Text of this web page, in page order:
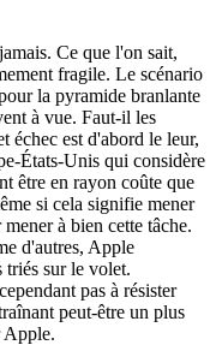
Ce que l'on sait,
fragile. Le scénario
la pyramide branlante
à vue. Faut-il les
échec est d'abord le leur,
États-Unis qui considère
être en rayon coûte que
si cela signifie mener
à bien cette tâche.
d'autres, Apple
triés sur le volet.
pas à résister
peut-être un plus
Apple.